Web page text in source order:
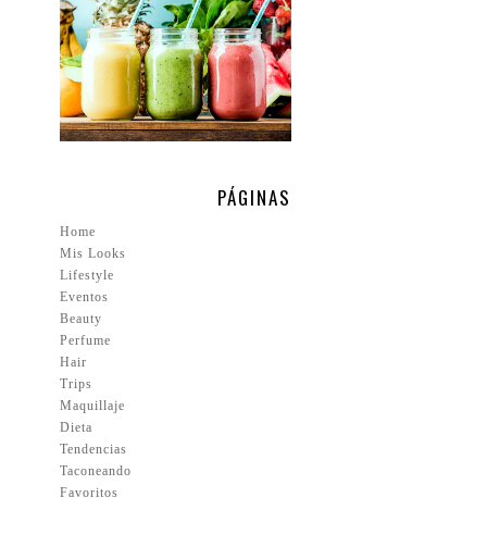
PÁGINAS
Home
Mis Looks
Lifestyle
Eventos
Beauty
Perfume
Hair
Trips
Maquillaje
Dieta
Tendencias
Taconeando
Favoritos